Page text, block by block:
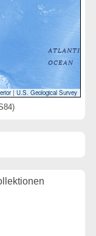
|U.S. Geological Survey